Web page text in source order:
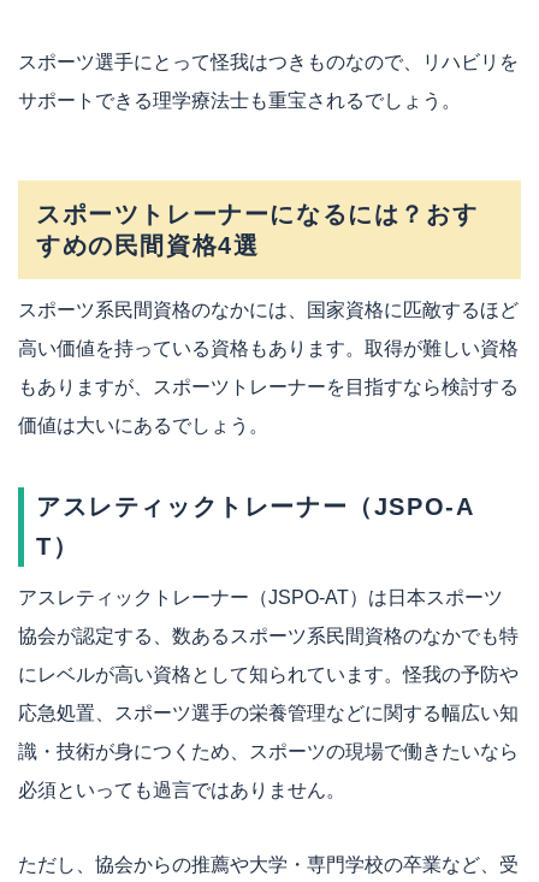
スポーツ選手にとって怪我はつきものなので、リハビリを
サポートできる理学療法士も重宝されるでしょう。
スポーツトレーナーになるには？おす
すめの民間資格4選
スポーツ系民間資格のなかには、国家資格に匹敵するほど
高い価値を持っている資格もあります。取得が難しい資格
もありますが、スポーツトレーナーを目指すなら検討する
価値は大いにあるでしょう。
アスレティックトレーナー（JSPO-A
T）
アスレティックトレーナー（JSPO-AT）は日本スポーツ
協会が認定する、数あるスポーツ系民間資格のなかでも特
にレベルが高い資格として知られています。怪我の予防や
応急処置、スポーツ選手の栄養管理などに関する幅広い知
識・技術が身につくため、スポーツの現場で働きたいなら
必須といっても過言ではありません。
ただし、協会からの推薦や大学・専門学校の卒業など、受